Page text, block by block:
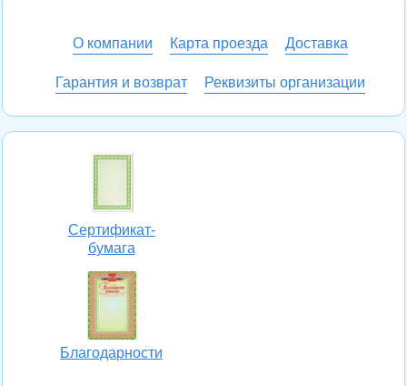
Сертификат-
бумага
Благодарности
О компании Карта проезда Доставка
Гарантия и возврат Реквизиты организации